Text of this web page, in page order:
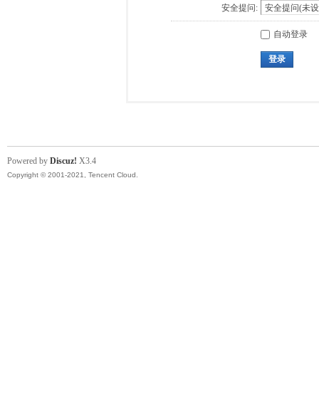
安全提问:
自动登录
登录
Powered by Discuz! X3.4
Copyright © 2001-2021, Tencent Cloud.